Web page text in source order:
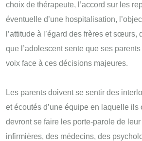
choix de thérapeute, l’accord sur les
éventuelle d’une hospitalisation,
l’attitude à l’égard des frères et
que l’adolescent sente que ses
voix face à ces décisions majeures.
Les parents doivent se sentir des
et écoutés d’une équipe en laquelle ils
devront se faire les porte-parole de
infirmières, des médecins, des